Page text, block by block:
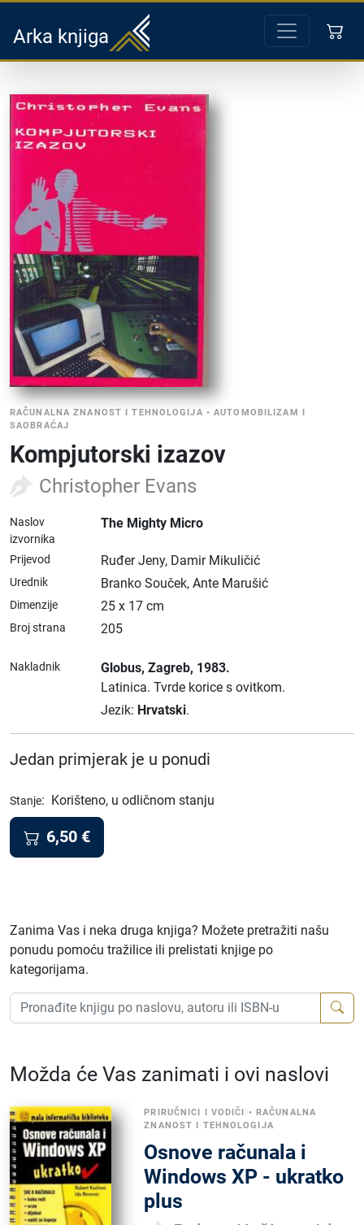
Arka knjiga
RAČUNALNA ZNANOST I TEHNOLOGIJA •AUTOMOBILIZAM I
SAOBRAĆAJ
Kompjutorski izazov
Christopher Evans
Naslov
izvornika
The Mighty Micro
Prijevod Ruđer Jeny, Damir Mikuličić
Urednik Branko Souček, Ante Marušić
Dimenzije 25 x 17 cm
Broj strana 205
Nakladnik Globus, Zagreb, 1983.
Latinica. Tvrde korice s ovitkom.
Jezik: Hrvatski.
Jedan primjerak je u ponudi
Stanje: Korišteno, u odličnom stanju
6,50 €
Zanima Vas i neka druga knjiga? Možete pretražiti našu
ponudu pomoću tražilice ili prelistati knjige po
kategorijama.
Možda će Vas zanimati i ovi naslovi
PRIRUČNICI I VODIČI • RAČUNALNA
ZNANOST I TEHNOLOGIJA
Osnove računala i
Windows XP - ukratko
plus